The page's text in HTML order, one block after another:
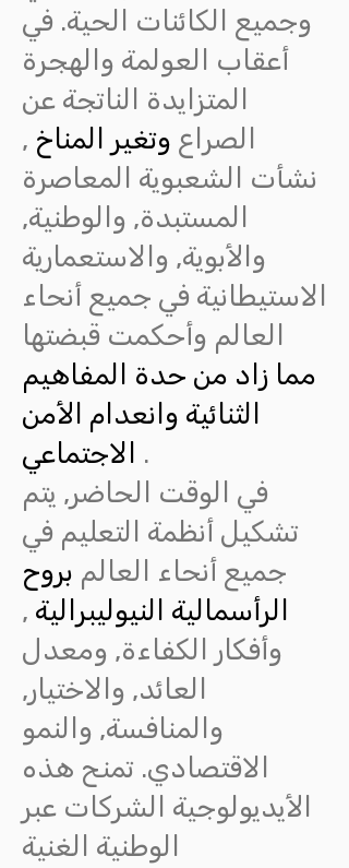
وجميع الكائنات الحية. في
أعقاب العولمة والهجرة
المتزايدة الناتجة عن
الصراع وتغير المناخ ,
نشأت الشعبوية المعاصرة
المستبدة, والوطنية,
والأبوية, والاستعمارية
الاستيطانية في جميع أنحاء
العالم وأحكمت قبضتها
مما زاد من حدة المفاهيم
الثنائية وانعدام الأمن
.
في الوقت الحاضر, يتم
تشكيل أنظمة التعليم في
جميع أنحاء العالم بروح
الرأسمالية النيوليبرالية ,
وأفكار الكفاءة, ومعدل
العائد, والاختيار,
والمنافسة, والنمو
الاقتصادي. تمنح هذه
الأيديولوجية الشركات عبر
الوطنية الغنية